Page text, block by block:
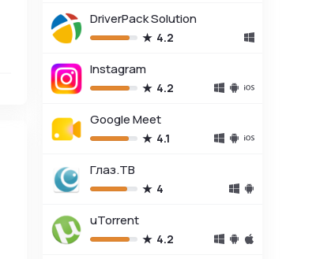
DriverPack Solution
4.2
Instagram
4.2
Google Meet
4.1
Глаз.ТВ
4
uTorrent
4.2